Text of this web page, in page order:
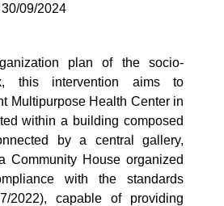
09/2024
plan of the socio-
this intervention aims to
Multipurpose Health Center in
within a building composed
by a central gallery,
Community House organized
with the standards
2022), capable of providing